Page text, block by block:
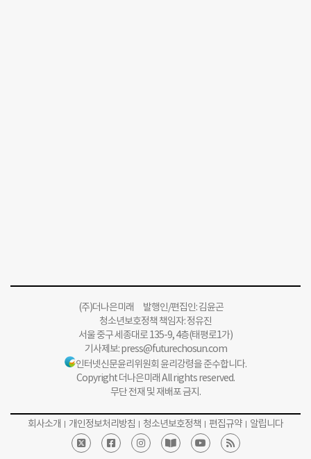
(주)더나은미래 발행인/편집인: 김윤곤
청소년보호정책 책임자: 정유진
서울 중구 세종대로 135-9, 4층(태평로1가)
기사제보:press@futurechosun.com
인터넷신문윤리위원회 윤리강령을 준수합니다.
Copyright 더나은미래 All rights reserved.
무단 전재 및 재배포 금지.
회사소개 개인정보처리방침 청소년보호정책 편집규약 알립니다